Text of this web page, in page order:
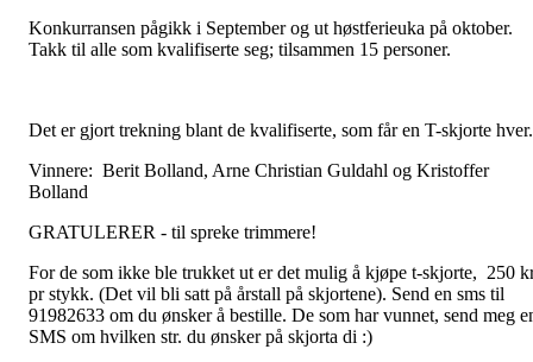
Konkurransen pågikk i September og ut høstferieuka på oktober.
Takk til alle som kvalifiserte seg; tilsammen 15 personer.
Det er gjort trekning blant de kvalifiserte, som får en T-skjorte
Vinnere: Berit Bolland, Arne Christian Guldahl og Kristoffer
Bolland
GRATULERER - til spreke trimmere!
For de som ikke ble trukket ut er det mulig å kjøpe t-skjorte, 250
pr stykk. (Det vil bli satt på årstall på skjortene). Send en sms til
91982633 om du ønsker å bestille. De som har vunnet, send meg
SMS om hvilken str. du ønsker på skjorta di :)